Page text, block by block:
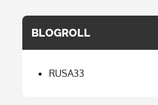
BLOGROLL
RUSA33